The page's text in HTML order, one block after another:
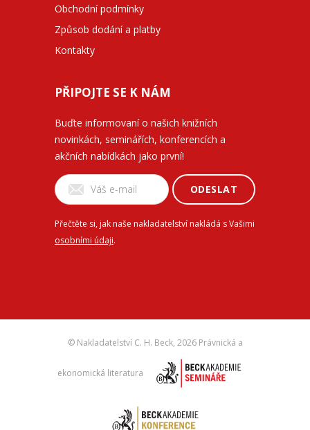
Obchodní podmínky
Způsob dodání a platby
Kontakty
PŘIPOJTE SE K NÁM
Buďte informovaní o našich knižních
novinkách, seminářích, konferencích a
akčních nabídkách jako první!
ODESLAT
Přečtěte si, jak naše nakladatelství nakládá s Vašimi
osobními údaji.
© Nakladatelství C. H. Beck, 2026 Právnická a
ekonomická literatura